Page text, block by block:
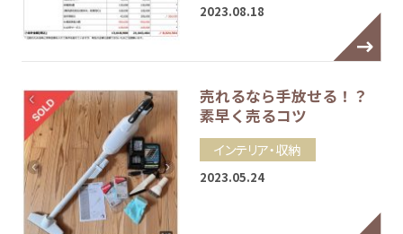
2023.08.18
売れるなら手放せる！？
素早く売るコツ
インテリア・収納
2023.05.24